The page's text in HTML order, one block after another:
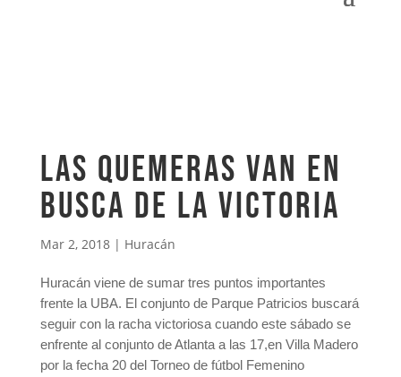
Las quemeras van en
busca de la victoria
Mar 2, 2018| Huracán
Huracán viene de sumar tres puntos importantes
frente la UBA. El conjunto de Parque Patricios buscará
seguir con la racha victoriosa cuando este sábado se
enfrente al conjunto de Atlanta a las 17,en Villa Madero
por la fecha 20 del Torneo de fútbol Femenino